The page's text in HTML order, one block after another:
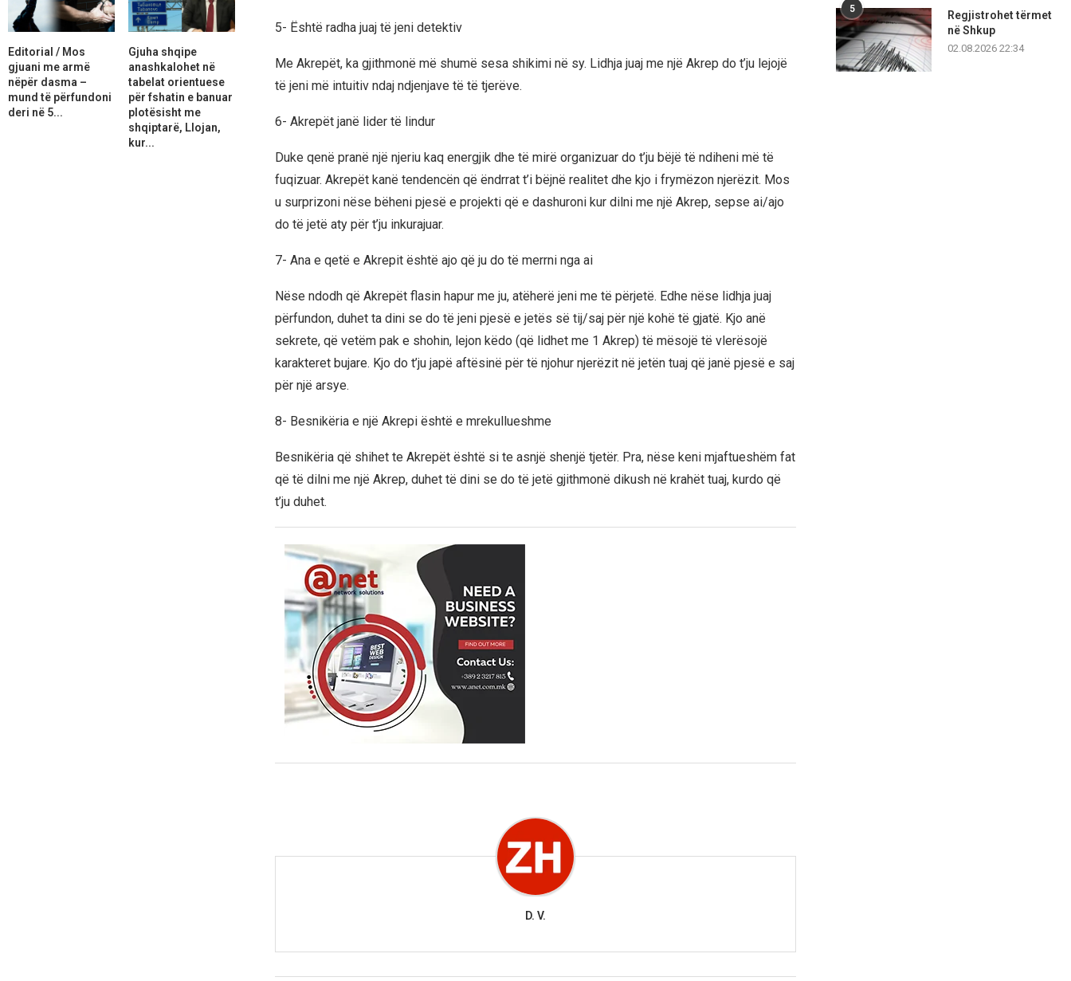
5- Është radha juaj të jeni detektiv
Me Akrepët, ka gjithmonë më shumë sesa shikimi në sy. Lidhja juaj me një Akrep do t’ju lejojë
të jeni më intuitiv ndaj ndjenjave të të tjerëve.
6- Akrepët janë lider të lindur
Duke qenë pranë një njeriu kaq energjik dhe të mirë organizuar do t’ju bëjë të ndiheni më të
fuqizuar. Akrepët kanë tendencën që ëndrrat t’i bëjnë realitet dhe kjo i frymëzon njerëzit. Mos
u surprizoni nëse bëheni pjesë e projekti që e dashuroni kur dilni me një Akrep, sepse ai/ajo
do të jetë aty për t’ju inkurajuar.
7- Ana e qetë e Akrepit është ajo që ju do të merrni nga ai
Nëse ndodh që Akrepët flasin hapur me ju, atëherë jeni me të përjetë. Edhe nëse lidhja juaj
përfundon, duhet ta dini se do të jeni pjesë e jetës së tij/saj për një kohë të gjatë. Kjo anë
sekrete, që vetëm pak e shohin, lejon këdo (që lidhet me 1 Akrep) të mësojë të vlerësojë
karakteret bujare. Kjo do t’ju japë aftësinë për të njohur njerëzit në jetën tuaj që janë pjesë e saj
për një arsye.
8- Besnikëria e një Akrepi është e mrekullueshme
Besnikëria që shihet te Akrepët është si te asnjë shenjë tjetër. Pra, nëse keni mjaftueshëm fat
që të dilni me një Akrep, duhet të dini se do të jetë gjithmonë dikush në krahët tuaj, kurdo që
t’ju duhet.
D. V.
5
Regjistrohet tërmet
në Shkup
02.08.2026 22:34
Editorial / Mos
gjuani me armë
nëpër dasma –
mund të përfundoni
deri në 5...
Gjuha shqipe
anashkalohet në
tabelat orientuese
për fshatin e banuar
plotësisht me
shqiptarë, Llojan,
kur...